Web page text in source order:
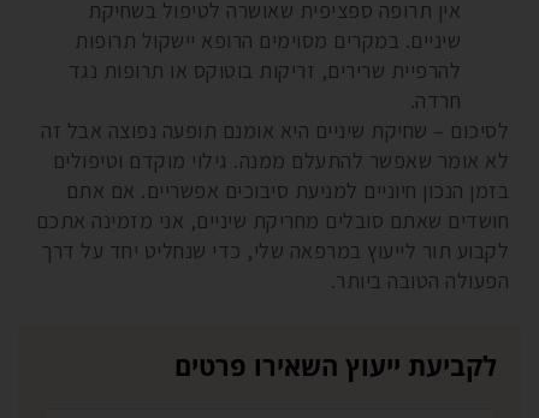
אין תרופה ספציפית שאושרה לטיפול בשחיקת
שיניים. במקרים מסוימים הרופא יישקול תרופות
להרפיית שרירים, זריקות בוטוקס או תרופות נגד
חרדה.
לסיכום – שחיקת שיניים היא אומנם תופעה נפוצה אבל זה
לא אומר שאפשר להתעלם ממנה. גילוי מוקדם וטיפולים
בזמן הנכון חיוניים למניעת סיבוכים אפשריים. אם אתם
חושדים שאתם סובלים מחריקת שיניים, אני מזמינה אתכם
לקבוע תור לייעוץ במרפאה שלי, כדי שנחליט יחד על דרך
הפעולה הטובה ביותר.
לקביעת ייעוץ השאירו פרטים